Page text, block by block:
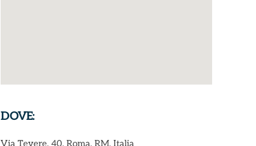
DOVE:
Via Tevere, 40, Roma, RM, Italia